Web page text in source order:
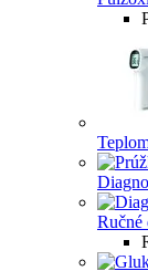
Ručné